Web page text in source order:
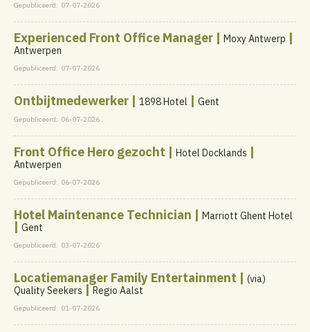
Gepubliceerd: 07-07-2026
Experienced Front Office Manager | Moxy Antwerp |
Antwerpen
Gepubliceerd: 07-07-2026
Ontbijtmedewerker | 1898 Hotel | Gent
Gepubliceerd: 06-07-2026
Front Office Hero gezocht | Hotel Docklands |
Antwerpen
Gepubliceerd: 06-07-2026
Hotel Maintenance Technician | Marriott Ghent Hotel
| Gent
Gepubliceerd: 03-07-2026
Locatiemanager Family Entertainment | (via)
Quality Seekers |Regio Aalst
Gepubliceerd: 01-07-2026